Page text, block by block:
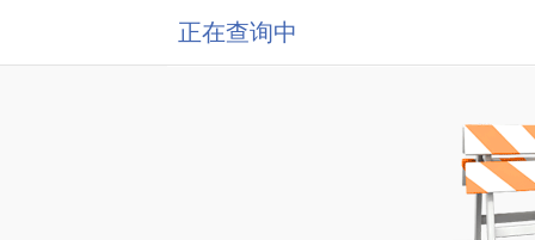
正在查询中